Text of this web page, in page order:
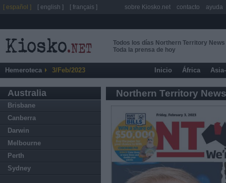
Todos los días Northern Territory News
Toda la prensa de hoy
Hemeroteca 3/Feb/2023 Inicio África
Australia
Brisbane
Canberra
Darwin
Melbourne
Perth
Sydney
Northern Territory News
[ español ] [ english ] [ français ] sobre Kiosko.net contacto ayuda